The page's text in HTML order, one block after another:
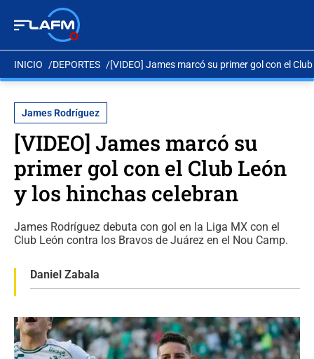
INICIO DEPORTES [VIDEO] James marcó su primer gol con el
James Rodríguez
[VIDEO] James marcó su
primer gol con el Club León
y los hinchas celebran
James Rodríguez debuta con gol en la Liga MX con el
Club León contra los Bravos de Juárez en el Nou Camp.
Daniel Zabala